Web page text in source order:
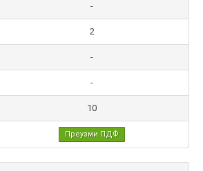
-
2
-
-
10
Преузми ПДФ